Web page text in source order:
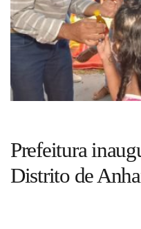
Cinema
Agenda Cultural
Fale Conosco
Prefeitura
Distrito de